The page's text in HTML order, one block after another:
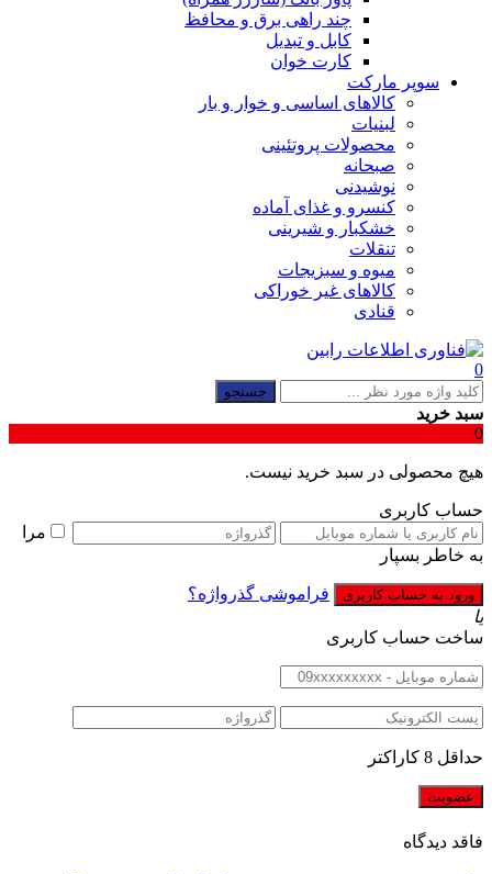
چند راهی برق و محافظ
کابل و تبدیل
کارت خوان
سوپر مارکت
کالاهای اساسی و خوار و بار
لبنیات
محصولات پروتئینی
صبحانه
نوشیدنی
کنسرو و غذای آماده
خشکبار و شیرینی
تنقلات
میوه و سبزیجات
کالاهای غیر خوراکی
قنادی
0
جستجو
سبد خرید
0
هیچ محصولی در سبد خرید نیست.
حساب کاربری
مرا
به خاطر بسپار
فراموشی گذرواژه؟
یا
ساخت حساب کاربری
حداقل 8 کاراکتر
فاقد دیدگاه